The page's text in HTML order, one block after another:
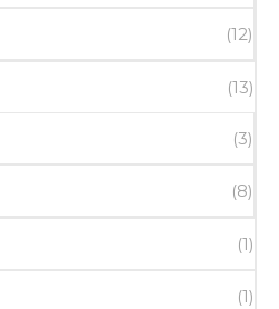
(12)
(13)
(3)
(8)
(1)
(1)